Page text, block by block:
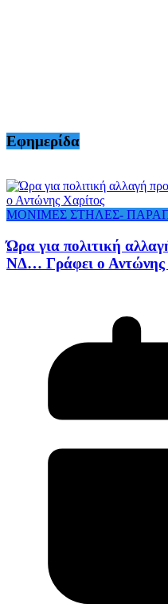
Εφημερίδα
ΜΟΝΙΜΕΣ ΣΤΗΛΕΣ-
Ώρα για πολιτική
ΝΔ… Γράφει ο Αντώνης